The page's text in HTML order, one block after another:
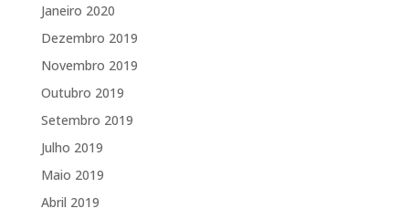
Janeiro 2020
Dezembro 2019
Novembro 2019
Outubro 2019
Setembro 2019
Julho 2019
Maio 2019
Abril 2019